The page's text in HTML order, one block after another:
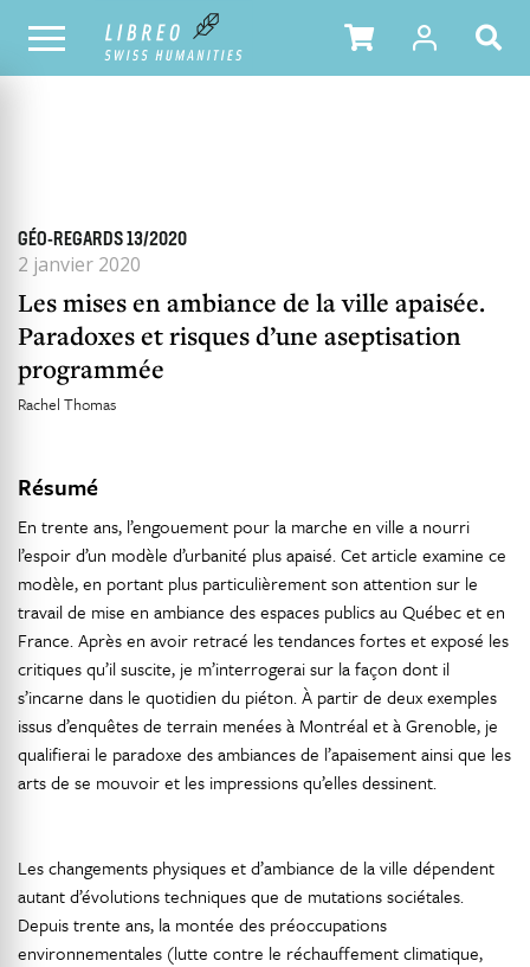
TOUS LES NUMÉROS SOMMAIRE DU NUMÉRO
GÉO-REGARDS 13/2020
2 janvier 2020
Les mises en ambiance de la ville apaisée.
Paradoxes et risques d’une aseptisation
programmée
Rachel Thomas
Résumé
En trente ans, l’engouement pour la marche en ville a nourri
l’espoir d’un modèle d’urbanité plus apaisé. Cet article examine ce
modèle, en portant plus particulièrement son attention sur le
travail de mise en ambiance des espaces publics au Québec et en
France. Après en avoir retracé les tendances fortes et exposé les
critiques qu’il suscite, je m’interrogerai sur la façon dont il
s’incarne dans le quotidien du piéton. À partir de deux exemples
issus d’enquêtes de terrain menées à Montréal et à Grenoble, je
qualifierai le paradoxe des ambiances de l’apaisement ainsi que les
arts de se mouvoir et les impressions qu’elles dessinent.
Les changements physiques et d’ambiance de la ville dépendent
autant d’évolutions techniques que de mutations sociétales.
Depuis trente ans, la montée des préoccupations
environnementales (lutte contre le réchauffement climatique,